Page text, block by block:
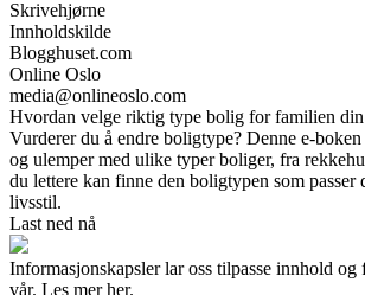
Skrivehjørne
Innholdskilde
Blogghuset.com
Online Oslo
media@onlineoslo.com
Hvordan velge riktig type bolig for familien din
Vurderer du å endre boligtype? Denne e-
og ulemper med ulike typer boliger, fra
du lettere kan finne den boligtypen som
livsstil.
Last ned nå
Informasjonskapsler lar oss tilpasse innhold og
vår. Les mer her.